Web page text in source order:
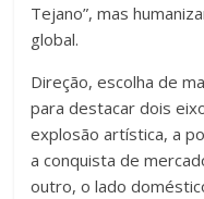
Tejano”, mas
global.
Direção, escolha de
para destacar dois
explosão artística, a
a conquista de
outro, o lado